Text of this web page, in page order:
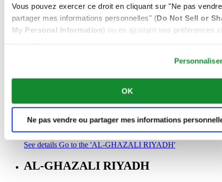
Vous pouvez exercer ce droit en cliquant sur "Ne pas
partager mes informations personnelles" (Do Not Sell or
My Personal Information) ou en ajustant vos préférences
OK
Ne pas vendre ou partager mes informations
Olaya
Riyadh
Arabie Saoudite
Go to the 'AL-GHAZALI RIYADH'
AL-GHAZALI RIYADH
Riyadh
Arabie Saoudite
See details Go to the 'AL-GHAZALI RIYADH'
AL-GHAZALI RIYADH